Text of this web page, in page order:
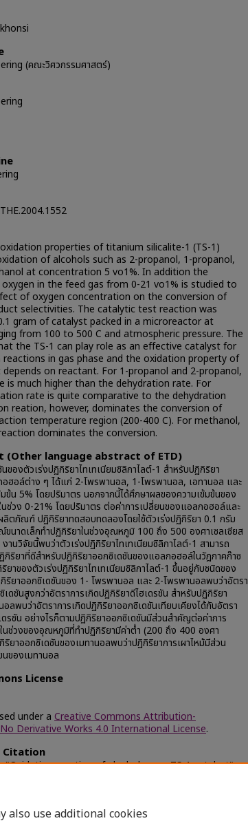
(คณะวิศวกรรมศาสตร์)
properties of titanium silicalite-1 (TS-1)
of alcohols such as 2-propanol, 1-propanol,
at concentration 5 vo1%. In addition the
in the feed gas from 0-21 vo1% is studied to
of oxygen concentration on the conversion of
selectivities. The catalytic test reaction was
gram of catalyst packed in a microreactor at
from 100 to 500 C and atmospheric pressure. The
the TS-1 can play role as an effective catalyst for
in gas phase and the oxidation property of
on reactant. For 1-propanol and 2-propanol,
is much higher than the dehydration rate. For
rate is quite comparative to the dehydration
reation, however, dominates the conversion of
temperature region (200-400 C). For methanol,
dominates the conversion.
(Other language abstract of ETD)
ของตัวเร่งปฏิกิริยาไทเทเนียมซิลิกาไลต์-1 สำหรับปฏิกิริยา
ฮอล์ต่าง ๆ ได้แก่ 2-โพรพานอล, 1-โพรพานอล, เอทานอล และ
ข้น 5% โดยปริมาตร นอกจากนี้ได้ศึกษาผลของความเข้มข้นของ
นช่วง 0-21% โดยปริมาตร ต่อค่าการเปลี่ยนของแอลกอฮอล์และ
ลิตภัณฑ์ ปฏิกิริยาทดสอบทดลองโดยใช้ตัวเร่งปฏิกิริยา 0.1 กรัม
ขนาดเล็กทำปฏิกิริยาในช่วงอุณหภูมิ 100 ถึง 500 องศาเซลเซียส
านวิจัยนี้พบว่าตัวเร่งปฏิกิริยาไทเทเนียมซิลิกาไลต์-1 สามารถ
ริยาที่ดีสำหรับปฏิกิริยาออกซิเดชันของแอลกอฮอล์ในวัฎภาคก๊าซ
ยาของตัวเร่งปฏิกิริยาไทเทเนียมซิลิกาไลต์-1 ขึ้นอยู่กับชนิดของ
ริยาออกซิเดชันของ 1- โพรพานอล และ 2-โพรพานอลพบว่าอัตรา
ดชันสูงกว่าอัตราการเกิดปฏิกิริยาดีไฮเดรชัน สำหรับปฏิกิริยา
อลพบว่าอัตราการเกิดปฏิกิริยาออกซิเดชันเทียบเคียงได้กับอัตรา
ดรชัน อย่างไรก็ตามปฏิกิริยาออกซิเดชันมีส่วนสำคัญต่อค่าการ
นช่วงของอุณหภูมิที่ทำปฏิกิริยามีค่าต่ำ (200 ถึง 400 องศา
ริยาออกซิเดชันของเมทานอลพบว่าปฏิกิริยาการเผาไหม้มีส่วน
ของเมทานอล
License
under a Creative Commons Attribution-
Derivative Works 4.0 International License.
Citation
"Oxidation reaction of alcohols over TS-1 catalyst"
also use additional cookies